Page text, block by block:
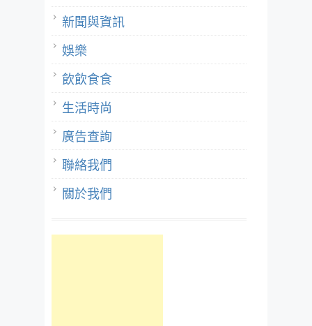
新聞與資訊
娛樂
飲飲食食
生活時尚
廣告查詢
聯絡我們
關於我們